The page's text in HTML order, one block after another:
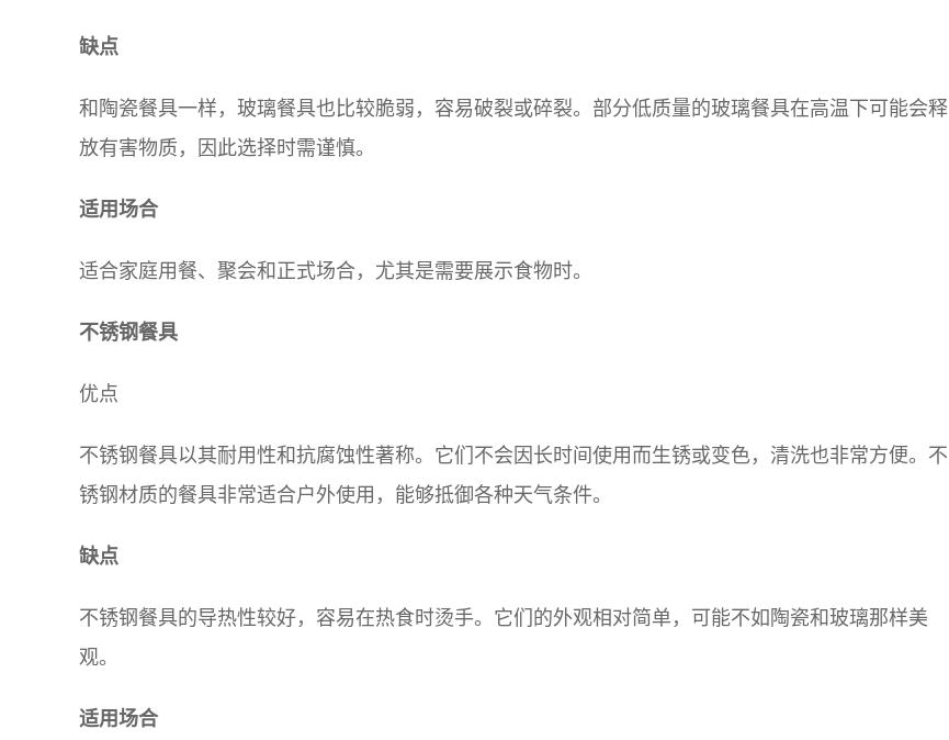
缺点
和陶瓷餐具一样，玻璃餐具也比较脆弱，容易破裂或碎裂。部分低质量的玻璃餐具在高温下可能会释
放有害物质，因此选择时需谨慎。
适用场合
适合家庭用餐、聚会和正式场合，尤其是需要展示食物时。
不锈钢餐具
优点
不锈钢餐具以其耐用性和抗腐蚀性著称。它们不会因长时间使用而生锈或变色，清洗也非常方便。不
锈钢材质的餐具非常适合户外使用，能够抵御各种天气条件。
缺点
不锈钢餐具的导热性较好，容易在热食时烫手。它们的外观相对简单，可能不如陶瓷和玻璃那样美
观。
适用场合